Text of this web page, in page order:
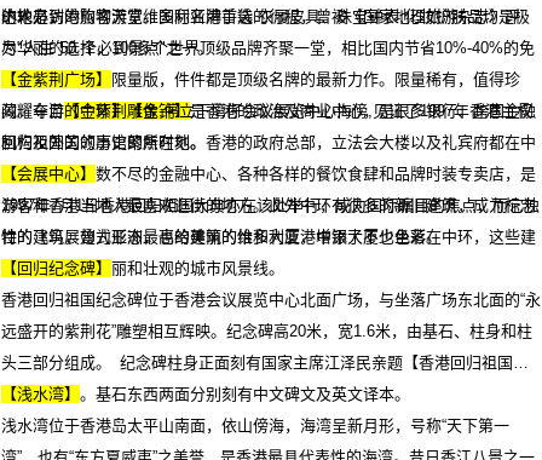
的地方，
达人必到的购物天堂。国际名牌手袋.衣履皮具、珠宝钟表,化妆护肤品均是极
尽华丽的选择，100多个世界顶级品牌齐聚一堂，相比国内节省10%-40%的免
税价格，更独家限量版，件件都是顶级名牌的最新力作。限量稀有，值得珍
藏。车游【中环】【金钟】是香港的政治及商业中心，是很多银行、跨国金融
机构及外国领事馆的所在地。香港的政府总部，立法会大楼以及礼宾府都在中
环。在中环有数不尽的金融中心、各种各样的餐饮食肆和品牌时装专卖店，是
游客和香港当地人最喜欢逛街的地方。此外中环有很多的新旧建筑，成为标志
性的建筑，曾为亚洲最高的建筑的怡和大厦，中银大厦也坐落在中环，这些建
筑构成香港岛美丽和壮观的城市风景线。
小轮是访港旅客游览维多利亚港首选的行程，曾被《国家地理旅游杂志》评
为"人生 50 个必到景点"之一。
【金紫荆广场】
闪耀夺目的金紫荆雕像,停立于湾仔会议展览中心海傍,见证了1997年香港主权
回归祖国的的历史聚焦时刻。
【会展中心】
1997年7月1日香港回归祖国大典亦在该处举行，成为国际瞩目的焦点，而它独
特的飞鸟展翅式形态，也给美丽的维多利亚港增添了不少色彩。
【回归纪念碑】
香港回归祖国纪念碑位于香港会议展览中心北面广场，与坐落广场东北面的“永
远盛开的紫荆花”雕塑相互辉映。纪念碑高20米，宽1.6米，由基石、柱身和柱
头三部分组成。 纪念碑柱身正面刻有国家主席江泽民亲题【香港回归祖国纪
念碑】碑名。基石东西两面分别刻有中文碑文及英文译本。
【浅水湾】
浅水湾位于香港岛太平山南面，依山傍海，海湾呈新月形，号称“天下第一